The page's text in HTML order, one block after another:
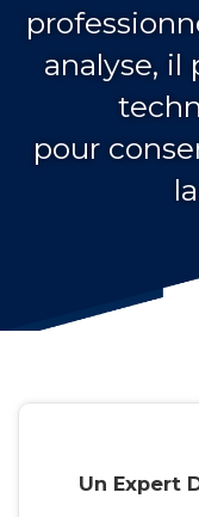
analyse, il
pour
Un Expert